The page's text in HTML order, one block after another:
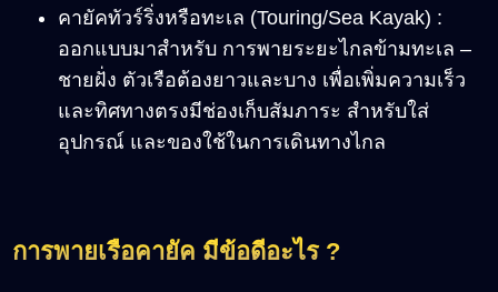
คายัคทัวร์ริ่งหรือทะเล (Touring/Sea Kayak) :
ออกแบบมาสำหรับ การพายระยะไกลข้ามทะเล –
ชายฝั่ง ตัวเรือต้องยาวและบาง เพื่อเพิ่มความเร็ว
และทิศทางตรงมีช่องเก็บสัมภาระ สำหรับใส่
อุปกรณ์ และของใช้ในการเดินทางไกล
การพายเรือคายัค มีข้อดีอะไร ?